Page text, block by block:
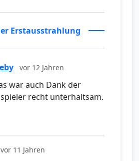
Erstausstrahlung
vor 12 Jahren
war auch Dank der
recht unterhaltsam.
vor 11 Jahren